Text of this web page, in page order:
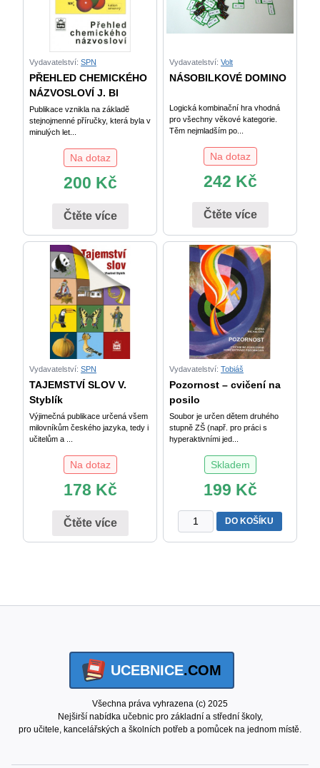
Vydavatelství: SPN
PŘEHLED CHEMICKÉHO
NÁZVOSLOVÍ J. Bl
Publikace vznikla na základě
stejnojmenné příručky, která byla v
minulých let...
Na dotaz
200 Kč
Čtěte více
Vydavatelství: Volt
NÁSOBILKOVÉ DOMINO
Logická kombinační hra vhodná
pro všechny věkové kategorie.
Těm nejmladším po...
Na dotaz
242 Kč
Čtěte více
Vydavatelství: SPN
TAJEMSTVÍ SLOV V.
Styblík
Výjimečná publikace určená všem
milovníkům českého jazyka, tedy i
učitelům a ...
Na dotaz
178 Kč
Čtěte více
Vydavatelství: Tobiáš
Pozornost – cvičení na
posilo
Soubor je určen dětem druhého
stupně ZŠ (např. pro práci s
hyperaktivními jed...
Skladem
199 Kč
Pozornost
-
pozornosti
DO KOŠÍKU
UCEBNICE.COM
Všechna práva vyhrazena (c) 2025
Nejširší nabídka učebnic pro základní a střední školy,
pro učitele, kancelářských a školních potřeb a pomůcek na jednom místě.